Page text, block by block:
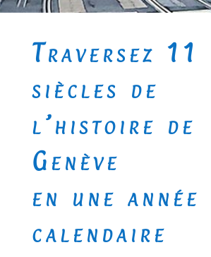
Traversez 11
siècles de
l’histoire de
Genève
en une année
calendaire